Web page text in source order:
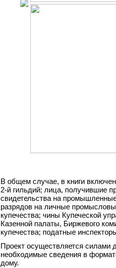
В общем случае, в книги
2-й гильдий; лица, получившие
свидетельства на
разрядов на личные
купечества; чины Купеческой
Казенной палаты, Биржевого
купечества; податные
Проект осуществляется
необходимые сведения в
дому.